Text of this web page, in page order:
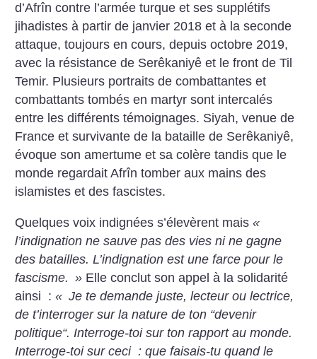
d’Afrîn contre l’armée turque et ses supplétifs
jihadistes à partir de janvier 2018 et à la seconde
attaque, toujours en cours, depuis octobre 2019,
avec la résistance de Serêkaniyê et le front de Til
Temir. Plusieurs portraits de combattantes et
combattants tombés en martyr sont intercalés
entre les différents témoignages. Siyah, venue de
France et survivante de la bataille de Serêkaniyê,
évoque son amertume et sa colère tandis que le
monde regardait Afrîn tomber aux mains des
islamistes et des fascistes.
Quelques voix indignées s’élevèrent mais«
l’indignation ne sauve pas des vies ni ne gagne
des batailles. L’indignation est une farce pour le
fascisme. » Elle conclut son appel à la solidarité
ainsi :« Je te demande juste, lecteur ou lectrice,
de t’interroger sur la nature de ton “devenir
politique“. Interroge-toi sur ton rapport au monde.
Interroge-toi sur ceci : que faisais-tu quand le